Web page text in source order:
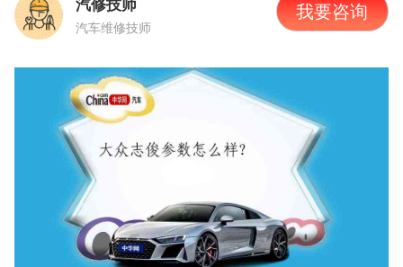
汽修技师
汽车维修技师
我要咨询